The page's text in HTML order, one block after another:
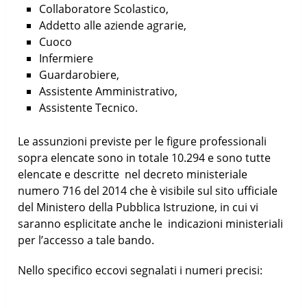
Collaboratore Scolastico,
Addetto alle aziende agrarie,
Cuoco
Infermiere
Guardarobiere,
Assistente Amministrativo,
Assistente Tecnico.
Le assunzioni previste per le figure professionali
sopra elencate sono in totale 10.294 e sono tutte
elencate e descritte nel decreto ministeriale
numero 716 del 2014 che è visibile sul sito ufficiale
del Ministero della Pubblica Istruzione, in cui vi
saranno esplicitate anche le indicazioni ministeriali
per l’accesso a tale bando.
Nello specifico eccovi segnalati i numeri precisi: